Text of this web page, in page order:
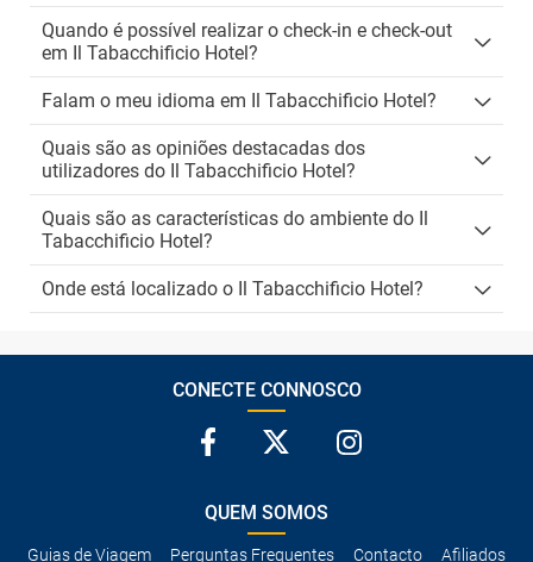
Quando é possível realizar o check-in e check-out
em Il Tabacchificio Hotel?
Falam o meu idioma em Il Tabacchificio Hotel?
Quais são as opiniões destacadas dos
utilizadores do Il Tabacchificio Hotel?
Quais são as características do ambiente do Il
Tabacchificio Hotel?
Onde está localizado o Il Tabacchificio Hotel?
CONECTE CONNOSCO
QUEM SOMOS
Guias de Viagem Perguntas Frequentes Contacto
Afiliados